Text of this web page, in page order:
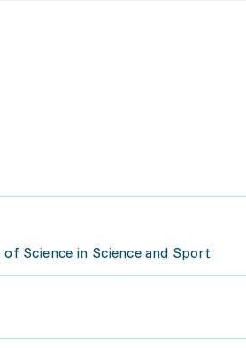
Science in Science and Sport